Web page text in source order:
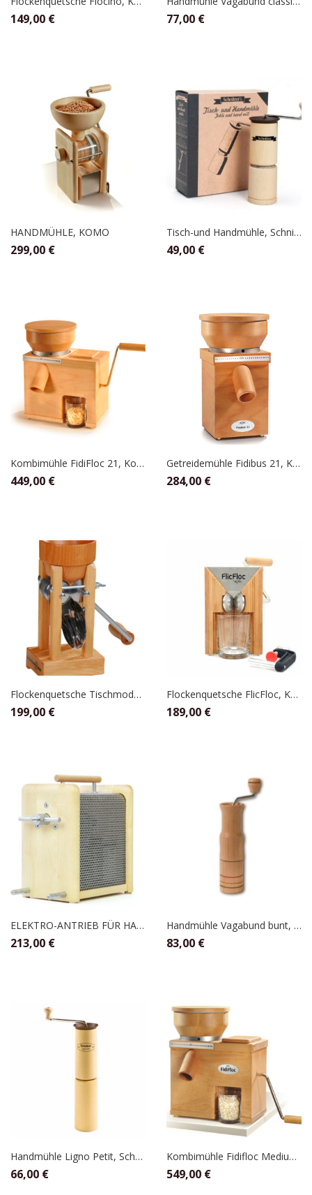
149,00 € 77,00 €
HANDMÜHLE, KOMO
299,00 €
Tisch-und Handmühle, Schnitzer
49,00 €
Kombimühle FidiFloc 21, KoMo
449,00 €
Getreidemühle Fidibus 21, KoMo
284,00 €
Flockenquetsche Tischmodell mit Holztrichter Buche, Eschenfelder
199,00 €
Flockenquetsche FlicFloc, KoMo
189,00 €
ELEKTRO-ANTRIEB FÜR HANDMÜHLE, KOMO
213,00 €
Handmühle Vagabund bunt, Kornkraft
83,00 €
Handmühle Ligno Petit, Schnitzer
66,00 €
Kombimühle Fidifloc Medium, KoMo
549,00 €